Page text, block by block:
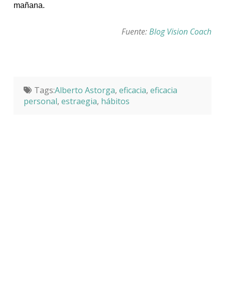
mañana.
Fuente:Blog Vision Coach
Tags:Alberto Astorga, eficacia, eficacia
personal, estraegia, hábitos